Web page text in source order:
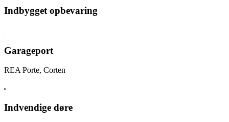
Indbygget opbevaring
Garageport
REA Porte, Corten
Indvendige døre